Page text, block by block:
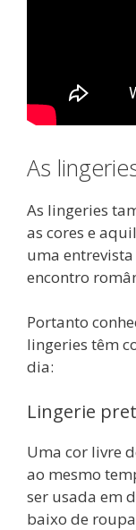
As
As lingeries
as cores e
uma
encontro
Portanto
lingeries têm
dia:
Lingerie
Uma cor livre
ao mesmo
ser usada em
baixo de